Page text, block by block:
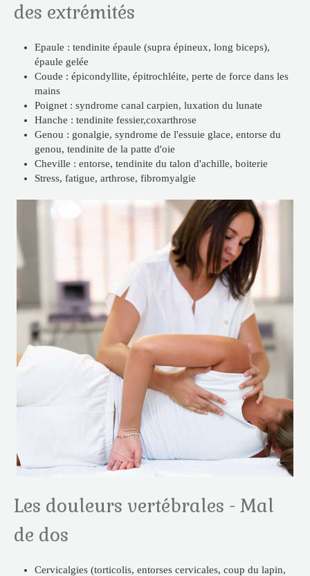
des extrémités
Epaule : tendinite épaule (supra épineux, long biceps),
épaule gelée
Coude : épicondyllite, épitrochléite, perte de force dans les
mains
Poignet : syndrome canal carpien, luxation du lunate
Hanche : tendinite fessier,coxarthrose
Genou : gonalgie, syndrome de l'essuie glace, entorse du
genou, tendinite de la patte d'oie
Cheville : entorse, tendinite du talon d'achille, boiterie
Stress, fatigue, arthrose, fibromyalgie
Les douleurs vertébrales - Mal
de dos
Cervicalgies (torticolis, entorses cervicales, coup du lapin,